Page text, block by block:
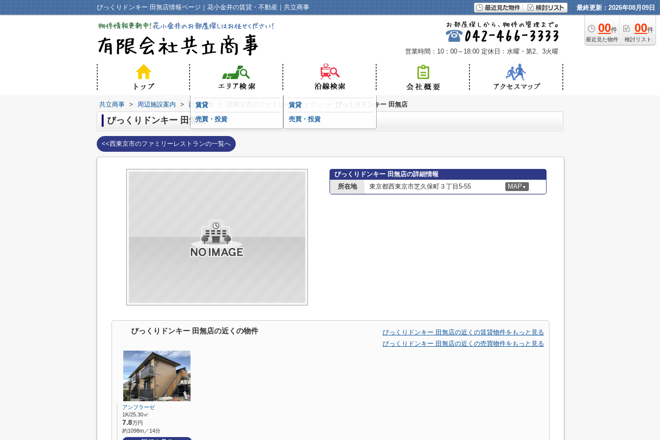
びっくりドンキー 田無店情報ページ｜花小金井の賃貸・不動産｜共立商事 最終更新：2026年08月09日
00件
最近見た物件
00件
検討リスト
営業時間：10：00～18:00 定休日：水曜・第2、3火曜
賃貸
売買・投資
賃貸
売買・投資
共立商事 > 周辺施設案内 > 西東京市 西東京市のファミリーレストラン びっくりドンキー 田無店
びっくりドンキー 田無店
<<西東京市のファミリーレストランの一覧へ
びっくりドンキー 田無店の詳細情報
所在地
東京都西東京市芝久保町３丁目5-55 MAP ▼
びっくりドンキー 田無店の近くの物件
びっくりドンキー 田無店の近くの賃貸物件をもっと見る
びっくりドンキー 田無店の近くの売買物件をもっと見る
アンフラーゼ
1K/25.30㎡
7.8万円
約1098m／14分